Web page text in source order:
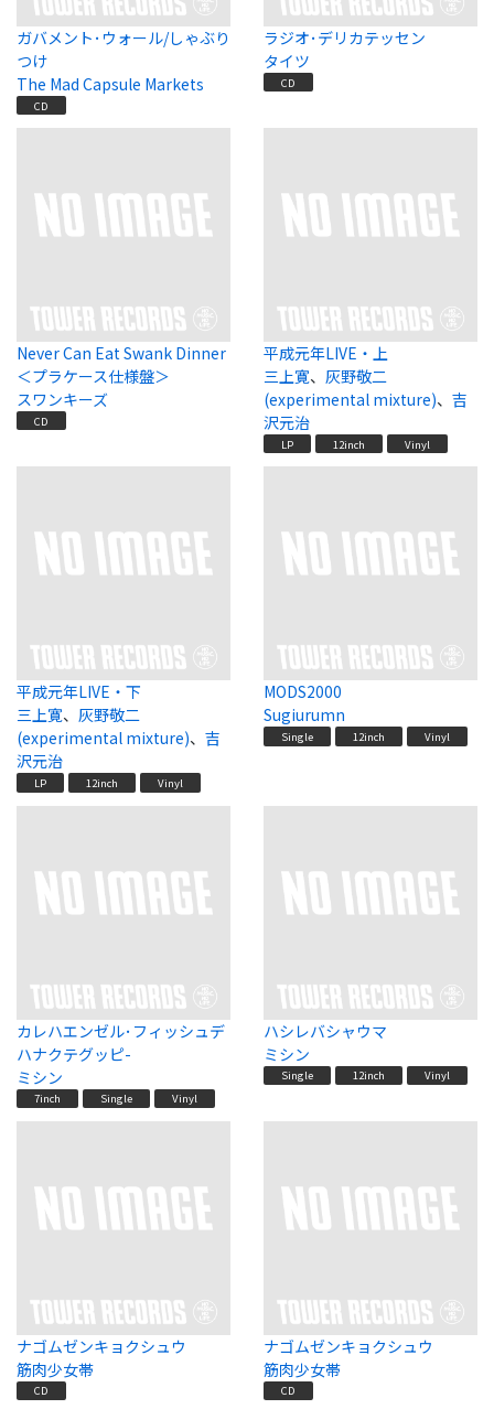
ガバメント･ウォール/しゃぶり
つけ
The Mad Capsule Markets
CD
ラジオ･デリカテッセン
タイツ
CD
Never Can Eat Swank Dinner
＜プラケース仕様盤＞
スワンキーズ
CD
平成元年LIVE・上
三上寛、 灰野敬二
(experimental mixture)、 吉
沢元治
LP 12inch Vinyl
平成元年LIVE・下
三上寛、 灰野敬二
(experimental mixture)、 吉
沢元治
LP 12inch Vinyl
MODS2000
Sugiurumn
Single 12inch Vinyl
カレハエンゼル･フィッシュデ
ハナクテグッピ-
ミシン
7inch Single Vinyl
ハシレバシャウマ
ミシン
Single 12inch Vinyl
ナゴムゼンキョクシュウ
筋肉少女帯
CD
ナゴムゼンキョクシュウ
筋肉少女帯
CD